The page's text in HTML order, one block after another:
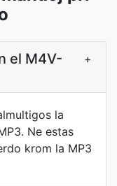
el M4V-
+
la
Ne estas
krom la MP3